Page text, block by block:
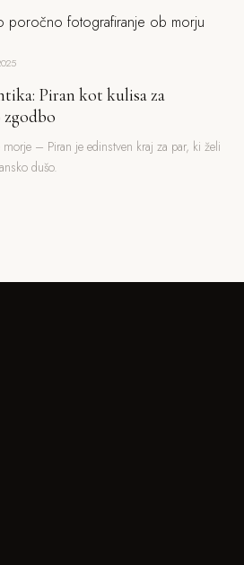
Piran kot kulisa za
– Piran je edinstven kraj za par, ki želi
dušo.